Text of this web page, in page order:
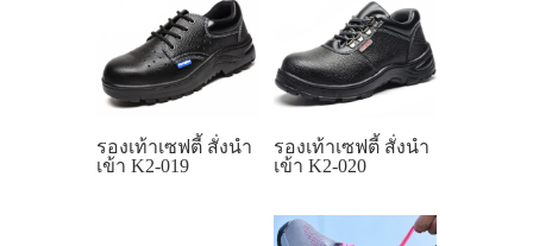
รองเท้าเซฟตี้ สั่งนำ
เข้า K2-019
รองเท้าเซฟตี้ สั่งนำ
เข้า K2-020